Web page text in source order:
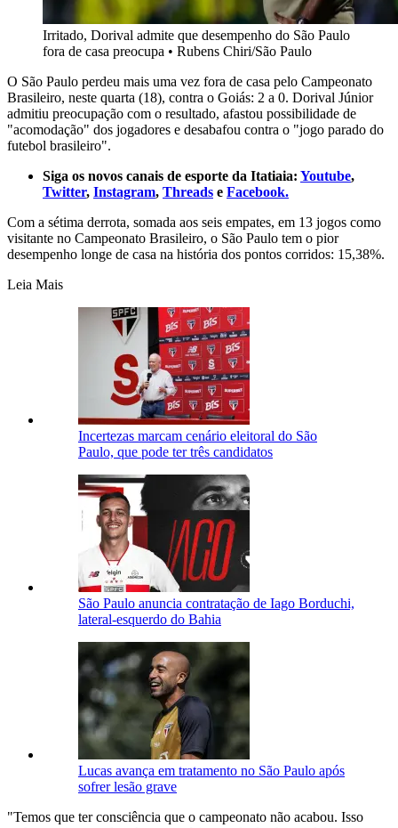
Irritado, Dorival admite que desempenho do São Paulo
fora de casa preocupa • Rubens Chiri/São Paulo
O São Paulo perdeu mais uma vez fora de casa pelo Campeonato
Brasileiro, neste quarta (18), contra o Goiás: 2 a 0. Dorival Júnior
admitiu preocupação com o resultado, afastou possibilidade de
"acomodação" dos jogadores e desabafou contra o "jogo parado do
futebol brasileiro".
Siga os novos canais de esporte da Itatiaia: Youtube,
Twitter, Instagram, Threads e Facebook.
Com a sétima derrota, somada aos seis empates, em 13 jogos como
visitante no Campeonato Brasileiro, o São Paulo tem o pior
desempenho longe de casa na história dos pontos corridos: 15,38%.
Leia Mais
Incertezas marcam cenário eleitoral do São
Paulo, que pode ter três candidatos
São Paulo anuncia contratação de Iago Borduchi,
lateral-esquerdo do Bahia
Lucas avança em tratamento no São Paulo após
sofrer lesão grave
"Temos que ter consciência que o campeonato não acabou. Isso